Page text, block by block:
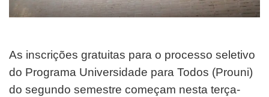
As inscrições gratuitas para o processo seletivo
do Programa Universidade para Todos (Prouni)
do segundo semestre começam nesta terça-